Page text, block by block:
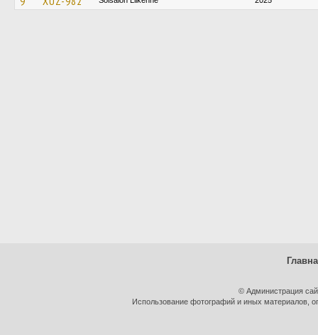
© Администрация
Использование фотографий и иных материалов,